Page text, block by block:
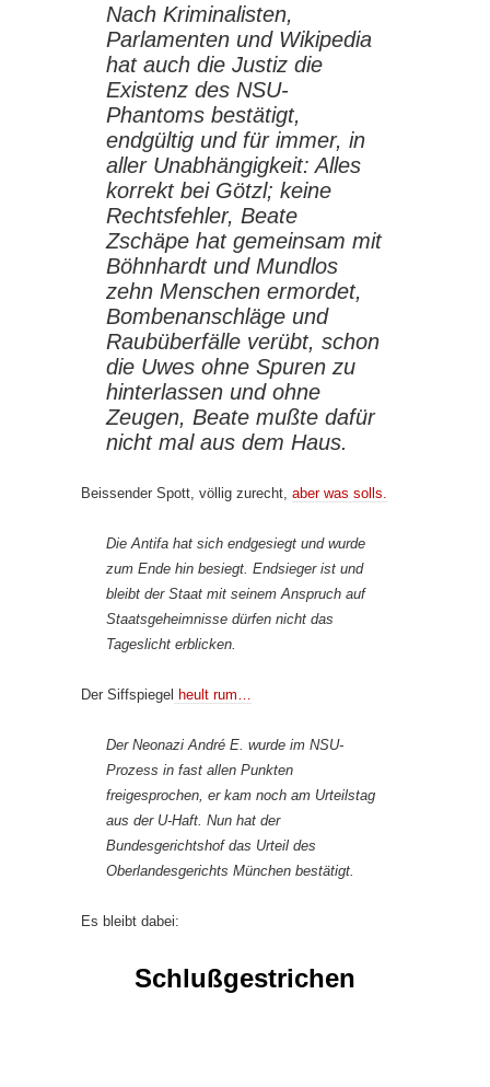
Nach Kriminalisten,
Parlamenten und Wikipedia
hat auch die Justiz die
Existenz des NSU-
Phantoms bestätigt,
endgültig und für immer, in
aller Unabhängigkeit: Alles
korrekt bei Götzl; keine
Rechtsfehler, Beate
Zschäpe hat gemeinsam mit
Böhnhardt und Mundlos
zehn Menschen ermordet,
Bombenanschläge und
Raubüberfälle verübt, schon
die Uwes ohne Spuren zu
hinterlassen und ohne
Zeugen, Beate mußte dafür
nicht mal aus dem Haus.
Beissender Spott, völlig zurecht, aber was solls.
Die Antifa hat sich endgesiegt und wurde
zum Ende hin besiegt. Endsieger ist und
bleibt der Staat mit seinem Anspruch auf
Staatsgeheimnisse dürfen nicht das
Tageslicht erblicken.
Der Siffspiegel heult rum…
Der Neonazi André E. wurde im NSU-
Prozess in fast allen Punkten
freigesprochen, er kam noch am Urteilstag
aus der U-Haft. Nun hat der
Bundesgerichtshof das Urteil des
Oberlandesgerichts München bestätigt.
Es bleibt dabei:
Schlußgestrichen